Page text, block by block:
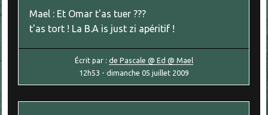
Mael : Et Omar t'as tuer ???
t'as tort ! La B.A is just zi apéritif !
Écrit par : de Pascale @ Ed @ Mael
12h53 - dimanche 05 juillet 2009